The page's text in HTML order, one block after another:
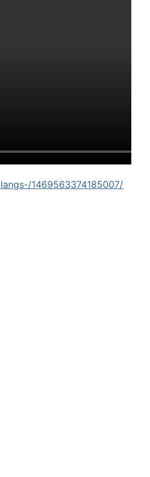
1469563374185007/